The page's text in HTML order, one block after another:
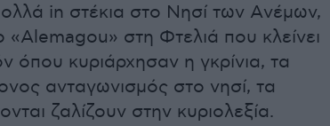
in στέκια στο Nησί των Aνέμων,
«Alemagou» στη Φτελιά που κλείνει
όπου κυριάρχησαν η γκρίνια, τα
ανταγωνισμός στο νησί, τα
ζαλίζουν στην κυριολεξία.